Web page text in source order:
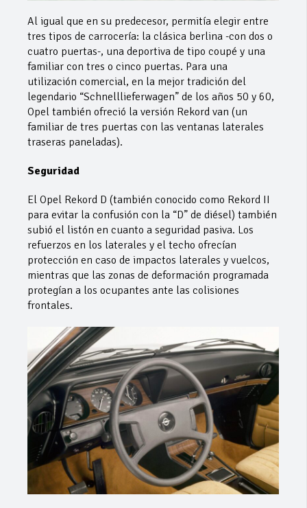
Al igual que en su predecesor, permitía elegir entre
tres tipos de carrocería: la clásica berlina -con dos o
cuatro puertas-, una deportiva de tipo coupé y una
familiar con tres o cinco puertas. Para una
utilización comercial, en la mejor tradición del
legendario “Schnelllieferwagen” de los años 50 y 60,
Opel también ofreció la versión Rekord van (un
familiar de tres puertas con las ventanas laterales
traseras paneladas).
Seguridad
El Opel Rekord D (también conocido como Rekord II
para evitar la confusión con la “D” de diésel) también
subió el listón en cuanto a seguridad pasiva. Los
refuerzos en los laterales y el techo ofrecían
protección en caso de impactos laterales y vuelcos,
mientras que las zonas de deformación programada
protegían a los ocupantes ante las colisiones
frontales.